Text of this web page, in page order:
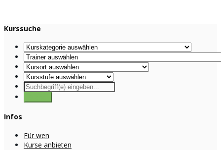
Kurssuche
Infos
Für wen
Kurse anbieten